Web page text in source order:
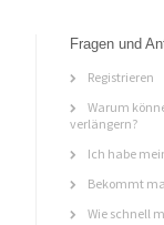
Fragen und
Registrieren
Warum
verlängern?
Ich habe
Bekommt
Wie schnell